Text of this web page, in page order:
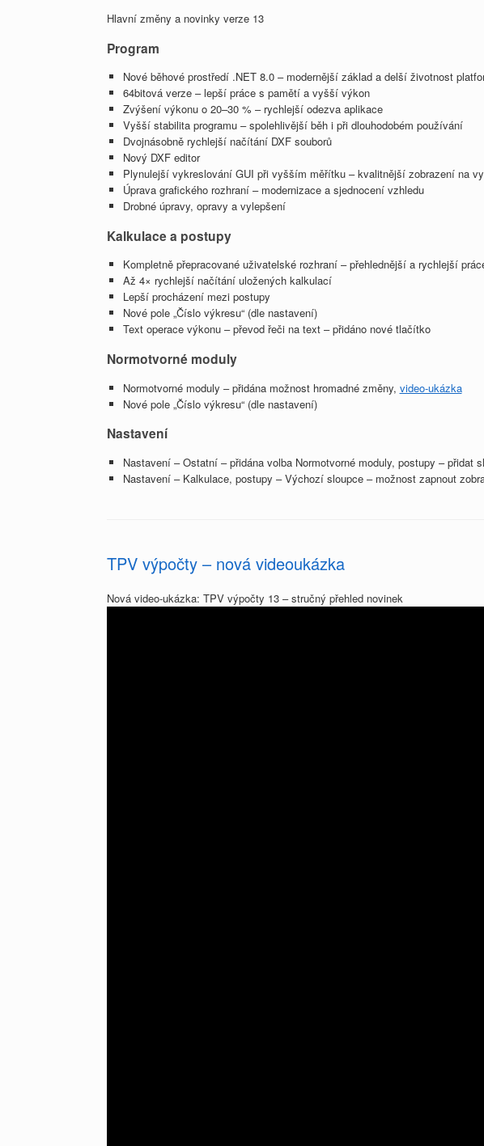
Hlavní změny a novinky verze 13
Program
Nové běhové prostředí .NET 8.0 – modernější základ a delší životnost
64bitová verze – lepší práce s pamětí a vyšší výkon
Zvýšení výkonu o 20–30 % – rychlejší odezva aplikace
Vyšší stabilita programu – spolehlivější běh i při dlouhodobém používání
Dvojnásobně rychlejší načítání DXF souborů
Nový DXF editor
Plynulejší vykreslování GUI při vyšším měřítku – kvalitnější zobrazení na
Úprava grafického rozhraní – modernizace a sjednocení vzhledu
Drobné úpravy, opravy a vylepšení
Kalkulace a postupy
Kompletně přepracované uživatelské rozhraní – přehlednější a rychlejší
Až 4× rychlejší načítání uložených kalkulací
Lepší procházení mezi postupy
Nové pole „Číslo výkresu“ (dle nastavení)
Text operace výkonu – převod řeči na text – přidáno nové tlačítko
Normotvorné moduly
Normotvorné moduly – přidána možnost hromadné změny, video-ukázka
Nové pole „Číslo výkresu“ (dle nastavení)
Nastavení
Nastavení – Ostatní – přidána volba Normotvorné moduly, postupy – přidat
Nastavení – Kalkulace, postupy – Výchozí sloupce – možnost zapnout
TPV výpočty – nová videoukázka
Nová video-ukázka: TPV výpočty 13 – stručný přehled novinek